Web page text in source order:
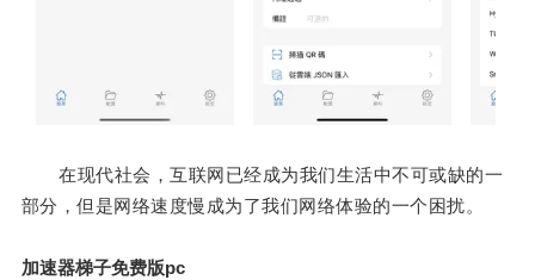
在现代社会，互联网已经成为我们生活中不可或缺的一
部分，但是网络速度慢成为了我们网络体验的一个困扰。
加速器梯子免费版pc